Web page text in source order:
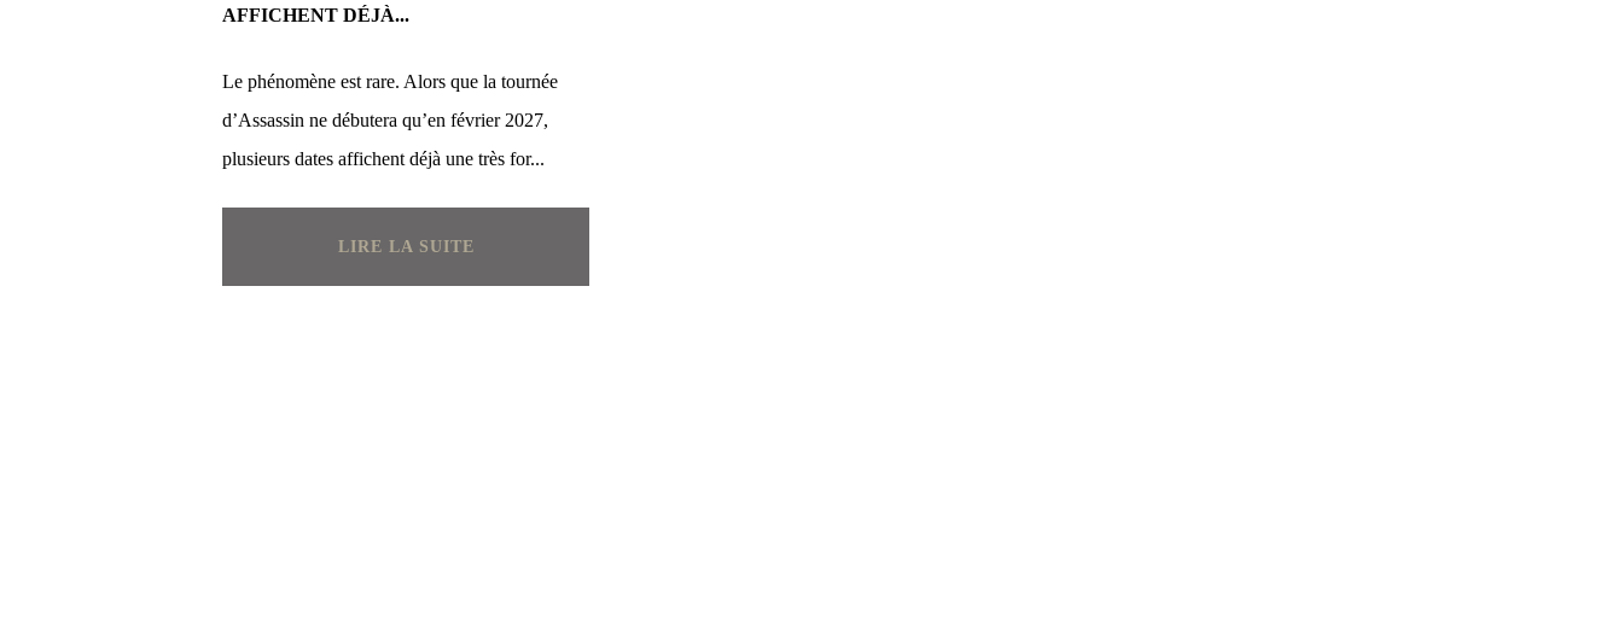
AFFICHENT DÉJÀ...
Le phénomène est rare. Alors que la tournée
d’Assassin ne débutera qu’en février 2027,
plusieurs dates affichent déjà une très for...
LIRE LA SUITE